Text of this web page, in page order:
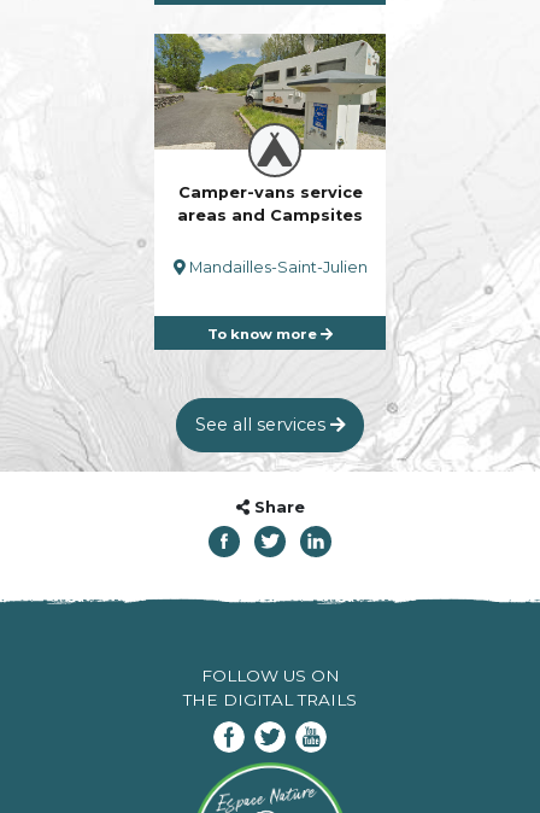
Camper-vans service
areas and Campsites
Mandailles-Saint-Julien
To know more
See all services
Share
FOLLOW US ON
THE DIGITAL TRAILS